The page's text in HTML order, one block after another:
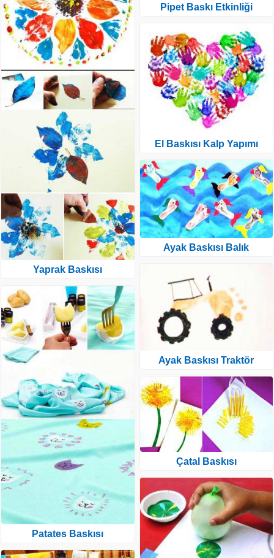
Yaprak Baskısı
Patates Baskısı
Pipet Baskı Etkinliği
El Baskısı Kalp Yapımı
Ayak Baskısı Balık
Ayak Baskısı Traktör
Çatal Baskısı